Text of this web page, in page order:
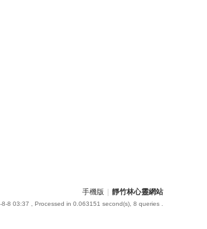
手機版 靜竹林心靈網站
8-8 03:37 , Processed in 0.063151 second(s), 8 queries .